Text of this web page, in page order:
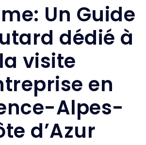
Un Guide
dédié à
la visite
en
Alpes-
d’Azur